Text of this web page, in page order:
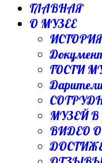
ГЛАВНАЯ
О МУЗЕЕ
ГОСТИ
МУЗЕЙ
ВИДЕО